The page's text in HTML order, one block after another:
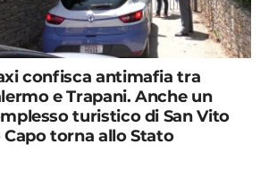
confisca antimafia tra
e Trapani. Anche un
turistico di San Vito
Capo torna allo Stato